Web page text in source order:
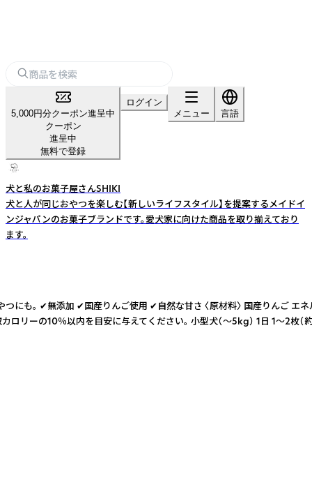
5,000円分クーポン進呈中
クーポン
進呈中
無料で登録
ログイン
メニュー
言語
犬と私のお菓子屋さんSHIKI
犬と人が同じおやつを楽しむ【新しいライフスタイル】を提案するメイドイ
ンジャパンのお菓子ブランドです。愛犬家に向けた商品を取り揃えており
ます。
✔︎無添加 ✔︎国産りんご使用 ✔︎自然な甘さ 〈原材料〉 国産りんご
ーの10％以内を目安に与えてください。 小型犬（〜5kg） 1日 1